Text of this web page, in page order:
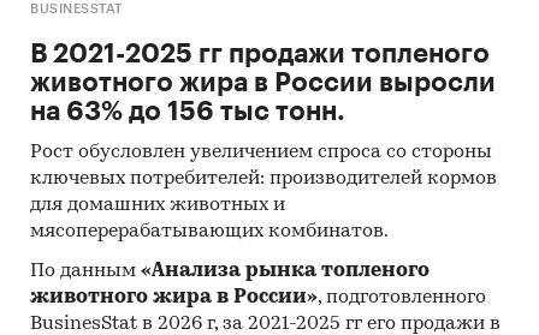
BUSINESSTAT
В 2021-2025 гг продажи топленого
животного жира в России выросли
на 63% до 156 тыс тонн.
Рост обусловлен увеличением спроса со стороны
ключевых потребителей: производителей кормов
для домашних животных и
мясоперерабатывающих комбинатов.
По данным «Анализа рынка топленого
животного жира в России», подготовленного
BusinesStat в 2026 г, за 2021-2025 гг его продажи в